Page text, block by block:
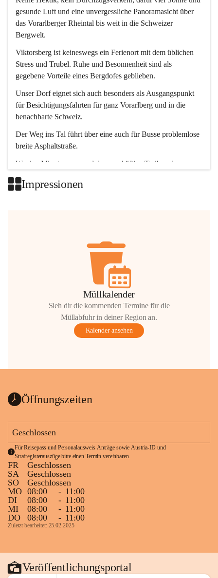
gesunde Luft und eine unvergessliche Panoramasicht über
das Vorarlberger Rheintal bis weit in die Schweizer
Bergwelt.
Viktorsberg ist keineswegs ein Ferienort mit dem üblichen
Stress und Trubel. Ruhe und Besonnenheit sind als
gegebene Vorteile eines Bergdofes geblieben.
Unser Dorf eignet sich auch besonders als Ausgangspunkt
für Besichtigungsfahrten für ganz Vorarlberg und in die
benachbarte Schweiz.
Der Weg ins Tal führt über eine auch für Busse problemlose
breite Asphaltstraße.
Wenige Minuten nur, und das geschäftige Treiben der
Impressionen
Müllkalender
Sieh dir die kommenden Termine für die
Müllabfuhr in deiner Region an.
Kalender ansehen
Öffnungszeiten
Geschlossen
Für Reisepass und Personalausweis Anträge sowie Austria-ID und
Strafregisterauszüge bitte einen Termin vereinbaren.
FR
Geschlossen
SA
Geschlossen
SO
Geschlossen
MO 08:00 - 11:00
DI
08:00 - 11:00
MI
08:00 - 11:00
DO
08:00 - 11:00
Zuletzt bearbeitet: 25.02.2025
Veröffentlichungsportal